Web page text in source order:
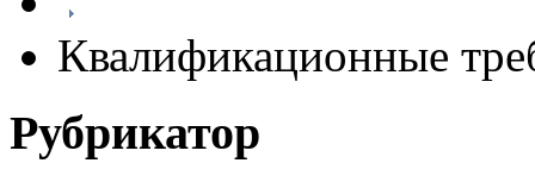
Квалификационные
Рубрикатор